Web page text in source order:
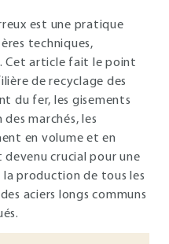
est une pratique
techniques,
Cet article fait le point
de recyclage des
du fer, les gisements
marchés, les
en volume et en
crucial pour une
production de tous les
aciers longs communs